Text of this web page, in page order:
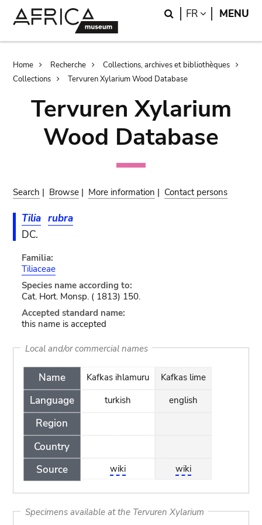
Search
FR LANGUAGE
MENU
Breadcrumb
Home Recherche
Collections, archives et bibliothèques
Collections
Tervuren Xylarium Wood Database
Tervuren Xylarium
Wood Database
Search | Browse | More information | Contact persons
Tilia rubra
DC.
Familia:
Tiliaceae
Species name according to:
Cat. Hort. Monsp. ( 1813) 150.
Accepted standard name:
this name is accepted
Local and/or commercial names
Name
Language
Region
Country
Source
Kafkas ihlamuru
turkish
wiki
Kafkas lime
english
wiki
Specimens available at the Tervuren Xylarium